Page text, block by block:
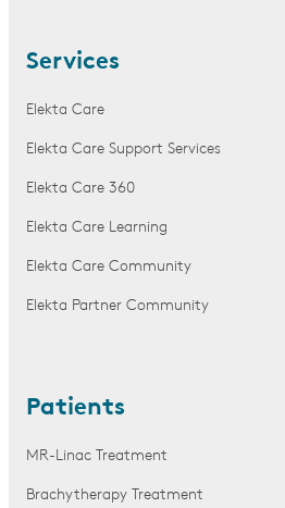
Services
Elekta Care
Elekta Care Support Services
Elekta Care 360
Elekta Care Learning
Elekta Care Community
Elekta Partner Community
Patients
MR-Linac Treatment
Brachytherapy Treatment